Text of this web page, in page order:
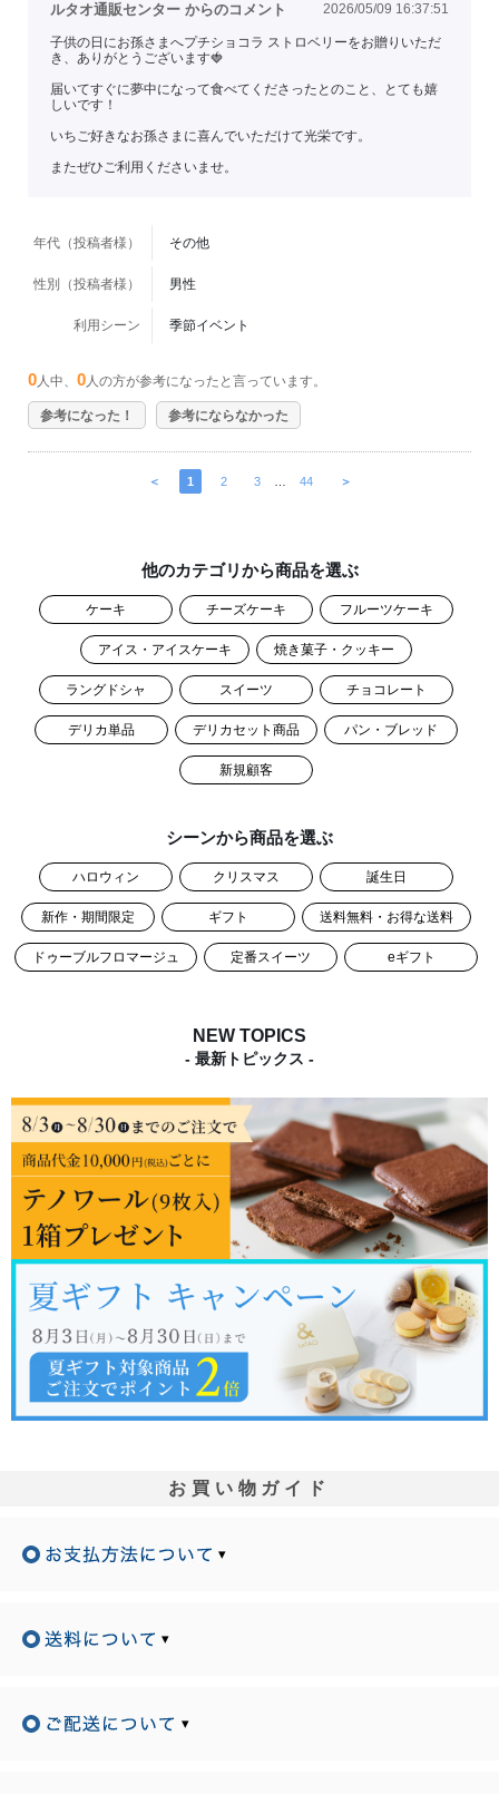
ルタオ通販センター からのコメント 2026/05/09 16:37:51
子供の日にお孫さまへプチショコラ ストロベリーをお贈りいただ
き、ありがとうございます🍓
届いてすぐに夢中になって食べてくださったとのこと、とても嬉
しいです！
いちご好きなお孫さまに喜んでいただけて光栄です。
またぜひご利用くださいませ。
年代（投稿者様） その他
性別（投稿者様） 男性
利用シーン 季節イベント
0 人中、 0 人の方が参考になったと言っています。
参考になった！ 参考にならなかった
＜ 1 2 3 44 ＞
他のカテゴリから商品を選ぶ
ケーキ チーズケーキ フルーツケーキ
アイス・アイスケーキ 焼き菓子・クッキー
ラングドシャ スイーツ チョコレート
デリカ単品 デリカセット商品 パン・ブレッド
新規顧客
シーンから商品を選ぶ
ハロウィン クリスマス 誕生日
新作・期間限定 ギフト 送料無料・お得な送料
ドゥーブルフロマージュ 定番スイーツ eギフト
NEW TOPICS
- 最新トピックス -
お買い物ガイド
▾
▾
▾